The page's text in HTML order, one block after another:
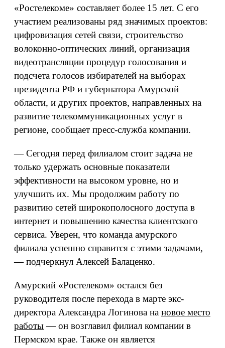
«Ростелекоме» составляет более 15 лет. С его
участием реализованы ряд значимых проектов:
цифровизация сетей связи, строительство
волоконно-оптических линий, организация
видеотрансляции процедур голосования и
подсчета голосов избирателей на выборах
президента РФ и губернатора Амурской
области, и других проектов, направленных на
развитие телекоммуникационных услуг в
регионе, сообщает пресс-служба компании.
— Сегодня перед филиалом стоит задача не
только удержать основные показатели
эффективности на высоком уровне, но и
улучшить их. Мы продолжим работу по
развитию сетей широкополосного доступа в
интернет и повышению качества клиентского
сервиса. Уверен, что команда амурского
филиала успешно справится с этими задачами,
— подчеркнул Алексей Балаценко.
Амурский «Ростелеком» остался без
руководителя после перехода в марте экс-
директора Александра Логинова на новое место
работы— он возглавил филиал компании в
Пермском крае. Также он является